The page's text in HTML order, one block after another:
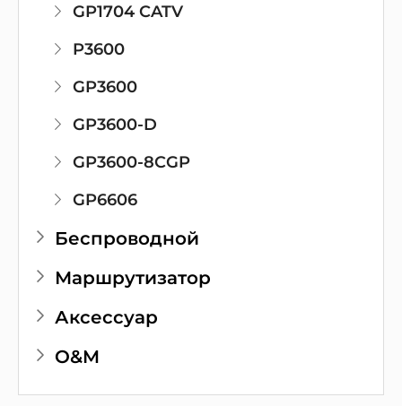
GP1704 CATV
P3600
GP3600
GP3600-D
GP3600-8CGP
GP6606
Беспроводной
Маршрутизатор
Аксессуар
O&M